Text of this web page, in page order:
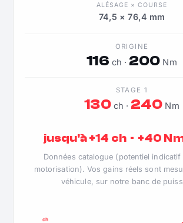
ALÉSAGE × COURSE
74,5 × 76,4 mm
ORIGINE
116 ch · 200 Nm
STAGE 1
130ch · 240 Nm
jusqu'à +14 ch · +40
Données catalogue (potentiel
motorisation). Vos gains réels sont
véhicule, sur notre banc de
ch